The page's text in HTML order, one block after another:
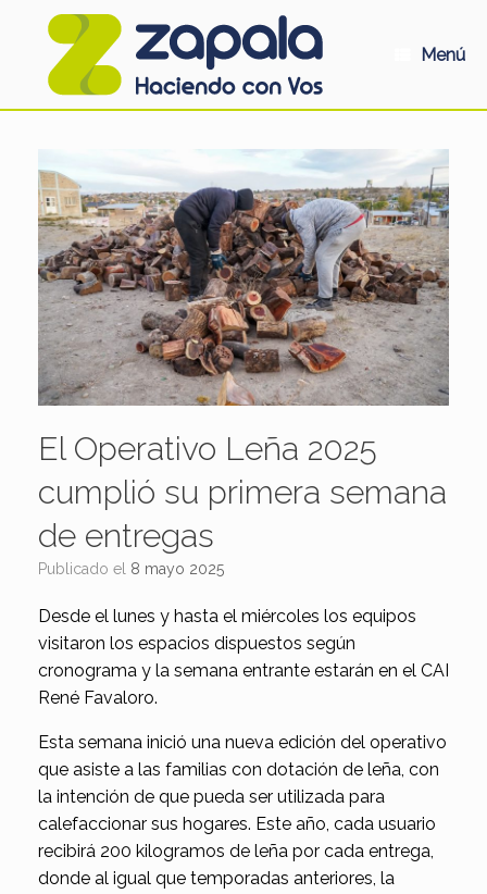
Menú
El Operativo Leña 2025
cumplió su primera semana
de entregas
Publicado el 8 mayo 2025
Desde el lunes y hasta el miércoles los equipos
visitaron los espacios dispuestos según
cronograma y la semana entrante estarán en el CAI
René Favaloro.
Esta semana inició una nueva edición del operativo
que asiste a las familias con dotación de leña, con
la intención de que pueda ser utilizada para
calefaccionar sus hogares. Este año, cada usuario
recibirá 200 kilogramos de leña por cada entrega,
donde al igual que temporadas anteriores, la